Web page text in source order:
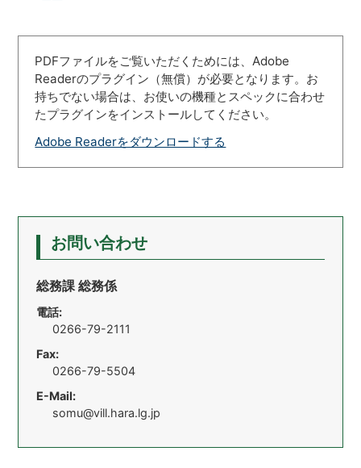
PDFファイルをご覧いただくためには、Adobe
Readerのプラグイン（無償）が必要となります。お
持ちでない場合は、お使いの機種とスペックに合わせ
たプラグインをインストールしてください。
Adobe Readerをダウンロードする
お問い合わせ
総務課 総務係
電話:
0266-79-2111
Fax:
0266-79-5504
E-Mail:
somu@vill.hara.lg.jp